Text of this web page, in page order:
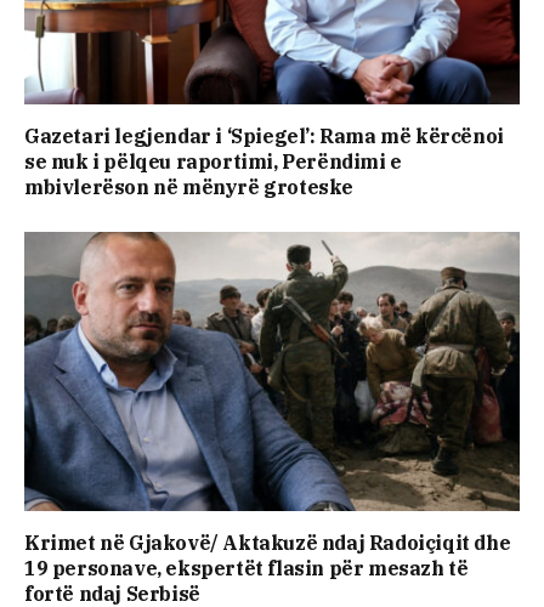
Gazetari legjendar i ‘Spiegel’: Rama më kërcënoi
se nuk i pëlqeu raportimi, Perëndimi e
mbivlerëson në mënyrë groteske
Krimet në Gjakovë/ Aktakuzë ndaj Radoiçiqit dhe
19 personave, ekspertët flasin për mesazh të
fortë ndaj Serbisë